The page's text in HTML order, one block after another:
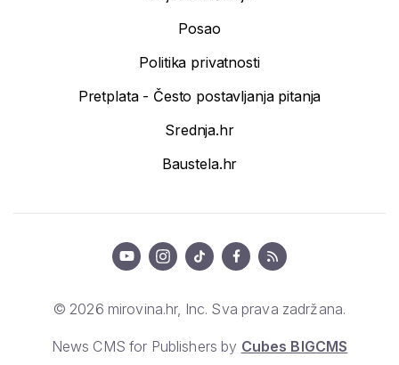
Posao
Politika privatnosti
Pretplata - Često postavljanja pitanja
Srednja.hr
Baustela.hr
© 2026 mirovina.hr, Inc. Sva prava zadržana.
News CMS for Publishers by Cubes BIGCMS